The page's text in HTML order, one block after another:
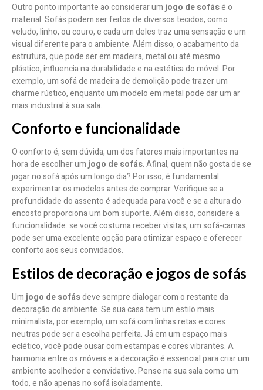
Outro ponto importante ao considerar um jogo de sofásé o
material. Sofás podem ser feitos de diversos tecidos, como
veludo, linho, ou couro, e cada um deles traz uma sensação e um
visual diferente para o ambiente. Além disso, o acabamento da
estrutura, que pode ser em madeira, metal ou até mesmo
plástico, influencia na durabilidade e na estética do móvel. Por
exemplo, um sofá de madeira de demolição pode trazer um
charme rústico, enquanto um modelo em metal pode dar um ar
mais industrial à sua sala.
Conforto e funcionalidade
O conforto é, sem dúvida, um dos fatores mais importantes na
hora de escolher umjogo de sofás. Afinal, quem não gosta de se
jogar no sofá após um longo dia? Por isso, é fundamental
experimentar os modelos antes de comprar. Verifique se a
profundidade do assento é adequada para você e se a altura do
encosto proporciona um bom suporte. Além disso, considere a
funcionalidade: se você costuma receber visitas, um sofá-camas
pode ser uma excelente opção para otimizar espaço e oferecer
conforto aos seus convidados.
Estilos de decoração e jogos de sofás
Um jogo de sofásdeve sempre dialogar com o restante da
decoração do ambiente. Se sua casa tem um estilo mais
minimalista, por exemplo, um sofá com linhas retas e cores
neutras pode ser a escolha perfeita. Já em um espaço mais
eclético, você pode ousar com estampas e cores vibrantes. A
harmonia entre os móveis e a decoração é essencial para criar um
ambiente acolhedor e convidativo. Pense na sua sala como um
todo, e não apenas no sofá isoladamente.